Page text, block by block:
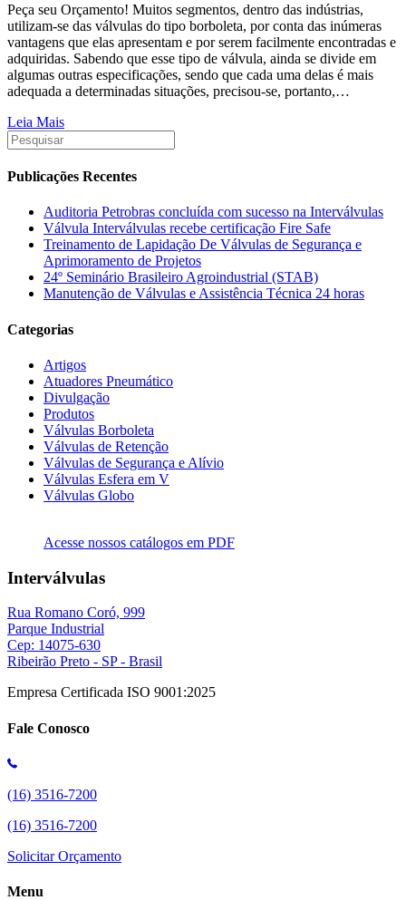
Peça seu Orçamento! Muitos segmentos, dentro das indústrias,
utilizam-se das válvulas do tipo borboleta, por conta das inúmeras
vantagens que elas apresentam e por serem facilmente encontradas e
adquiridas. Sabendo que esse tipo de válvula, ainda se divide em
algumas outras especificações, sendo que cada uma delas é mais
adequada a determinadas situações, precisou-se, portanto,…
Leia Mais
Publicações Recentes
Auditoria Petrobras concluída com sucesso na Interválvulas
Válvula Interválvulas recebe certificação Fire Safe
Treinamento de Lapidação De Válvulas de Segurança e
Aprimoramento de Projetos
24º Seminário Brasileiro Agroindustrial (STAB)
Manutenção de Válvulas e Assistência Técnica 24 horas
Categorias
Artigos
Atuadores Pneumático
Divulgação
Produtos
Válvulas Borboleta
Válvulas de Retenção
Válvulas de Segurança e Alívio
Válvulas Esfera em V
Válvulas Globo
Acesse nossos catálogos em PDF
Interválvulas
Rua Romano Coró, 999
Parque Industrial
Cep: 14075-630
Ribeirão Preto - SP - Brasil
Empresa Certificada ISO 9001:2025
Fale Conosco
(16) 3516-7200
(16) 3516-7200
Solicitar Orçamento
Menu